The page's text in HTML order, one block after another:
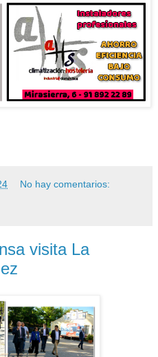
No hay comentarios:
visita La